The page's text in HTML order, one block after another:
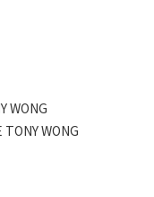
WONG
WONG